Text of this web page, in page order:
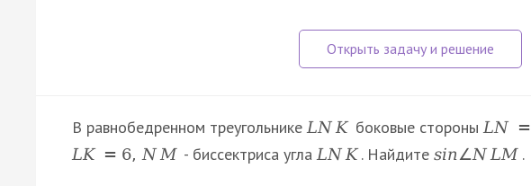
В равнобедренном треугольнике LN K боковые стороны LN =
LK = 6, N M - биссектриса угла LN K . Найдитеsin∠N LM .